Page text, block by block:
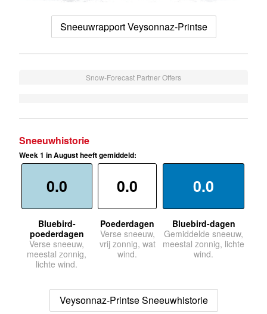
Sneeuwrapport Veysonnaz-Printse
Snow-Forecast Partner Offers
Sneeuwhistorie
Week 1 in August heeft gemiddeld:
0.0
Bluebird-
poederdagen
Verse sneeuw,
meestal zonnig,
lichte wind.
0.0
Poederdagen
Verse sneeuw,
vrij zonnig, wat
wind.
0.0
Bluebird-dagen
Gemiddelde sneeuw,
meestal zonnig, lichte
wind.
Veysonnaz-Printse Sneeuwhistorie